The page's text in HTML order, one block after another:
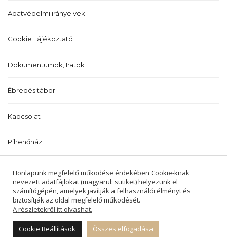
Adatvédelmi irányelvek
Cookie Tájékoztató
Dokumentumok, Iratok
Ébredés tábor
Kapcsolat
Pihenőház
2022 © BALATONALMÁDI ÉS BALATONFŰZFŐI
REFORMÁTUS EGYHÁZKÖZSÉGEK -
MINDEN JOG FENNTARTVA.
Honlapunk megfelelő működése érdekében Cookie-knak
nevezett adatfájlokat (magyarul: sütiket) helyezünk el
számítógépén, amelyek javítják a felhasználói élményt és
biztosítják az oldal megfelelő működését.
A részletekről itt olvashat.
Cookie Beállítások Összes elfogadása